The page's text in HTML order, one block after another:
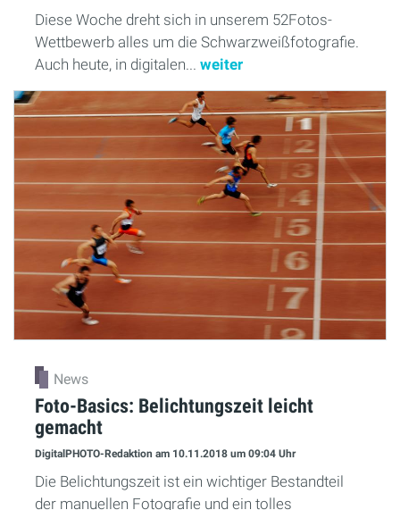
Diese Woche dreht sich in unserem 52Fotos-
Wettbewerb alles um die Schwarzweißfotografie.
Auch heute, in digitalen... weiter
News
Foto-Basics: Belichtungszeit leicht
gemacht
DigitalPHOTO-Redaktion am 10.11.2018 um 09:04 Uhr
Die Belichtungszeit ist ein wichtiger Bestandteil
der manuellen Fotografie und ein tolles